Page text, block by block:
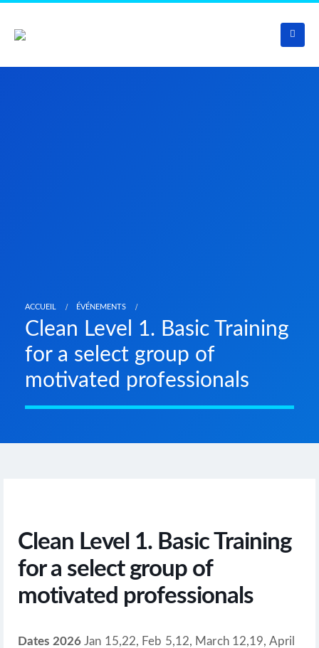
ACCUEIL ÉVÉNEMENTS
Clean Level 1. Basic Training
for a select group of
motivated professionals
Clean Level 1. Basic Training
for a select group of
motivated professionals
Dates 2026 Jan 15,22, Feb 5,12, March 12,19, April